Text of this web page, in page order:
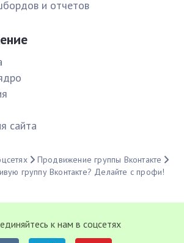
и отчетов
сайта
Продвижение группы Вконтакте
группу Вконтакте? Делайте с профи!
к нам в соцсетях